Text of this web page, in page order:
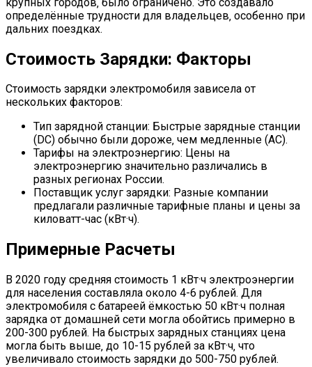
определённые трудности для владельцев‚ особенно при
дальних поездках.
Стоимость Зарядки: Факторы
Стоимость зарядки электромобиля зависела от
нескольких факторов:
Тип зарядной станции: Быстрые зарядные станции
(DC) обычно были дороже‚ чем медленные (AC).
Тарифы на электроэнергию: Цены на
электроэнергию значительно различались в
разных регионах России.
Поставщик услуг зарядки: Разные компании
предлагали различные тарифные планы и цены за
киловатт-час (кВт·ч).
Примерные Расчеты
В 2020 году средняя стоимость 1 кВт·ч электроэнергии
для населения составляла около 4-6 рублей. Для
электромобиля с батареей ёмкостью 50 кВт·ч полная
зарядка от домашней сети могла обойтись примерно в
200-300 рублей. На быстрых зарядных станциях цена
могла быть выше‚ до 10-15 рублей за кВт·ч‚ что
увеличивало стоимость зарядки до 500-750 рублей.